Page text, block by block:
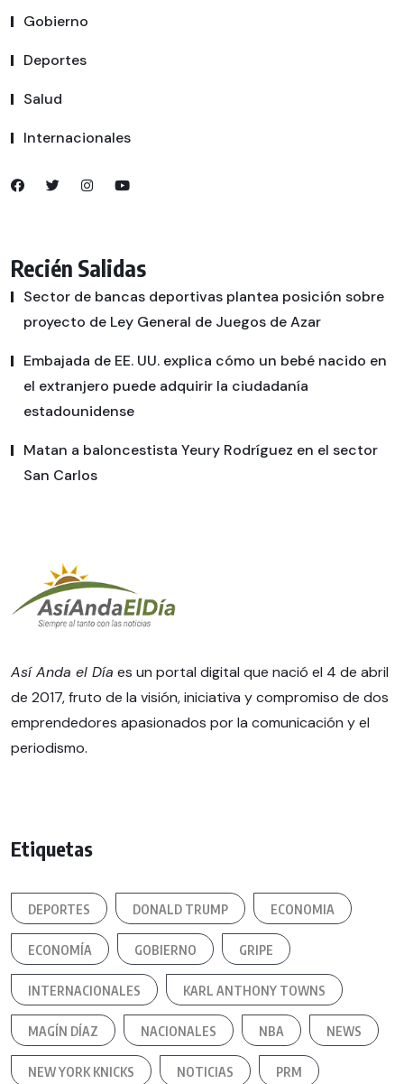
Gobierno
Deportes
Salud
Internacionales
Recién Salidas
Sector de bancas deportivas plantea posición sobre
proyecto de Ley General de Juegos de Azar
Embajada de EE. UU. explica cómo un bebé nacido en
el extranjero puede adquirir la ciudadanía
estadounidense
Matan a baloncestista Yeury Rodríguez en el sector
San Carlos
Así Anda el Día es un portal digital que nació el 4 de abril
de 2017, fruto de la visión, iniciativa y compromiso de dos
emprendedores apasionados por la comunicación y el
periodismo.
Etiquetas
DEPORTES DONALD TRUMP ECONOMIA
ECONOMÍA GOBIERNO GRIPE
INTERNACIONALES KARL ANTHONY TOWNS
MAGÍN DÍAZ NACIONALES NBA NEWS
NEW YORK KNICKS NOTICIAS PRM